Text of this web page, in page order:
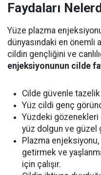
Faydaları
Yüze plazma
dünyasındaki en önemli
cildin gençliğini ve
enjeksiyonunun cilde
Cilde güvenle tazelik
Yüz cildi genç
Yüzdeki gözenekleri
yüz dolgun ve güzel
Plazma
getirmek ve
için çalışır.